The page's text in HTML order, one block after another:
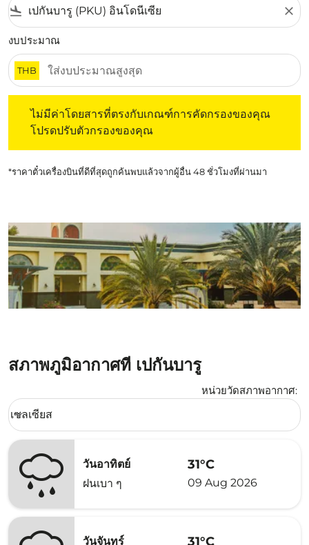
flight_land close
งบประมาณ
THB
ไม่มีค่าโดยสารที่ตรงกับเกณฑ์การคัดกรองของคุณ
โปรดปรับตัวกรองของคุณ
*ราคาตั๋วเครื่องบินที่ดีที่สุดถูกค้นพบแล้วจากผู้อื่น 48 ชั่วโมงที่ผ่านมา
สภาพภูมิอากาศที่ เปกันบารู
หน่วยวัดสภาพอากาศ:
Weather unit option เซลเซียส Selected
เซลเซียส
keyboard_arrow_down
วันอาทิตย์
ฝนเบา ๆ
31°C
09 Aug 2026
วันจันทร์ 31°C